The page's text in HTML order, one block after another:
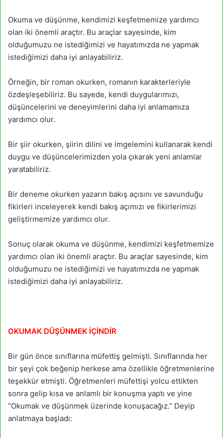
Okuma ve düşünme, kendimizi keşfetmemize yardımcı
olan iki önemli araçtır. Bu araçlar sayesinde, kim
olduğumuzu ne istediğimizi ve hayatımızda ne yapmak
istediğimizi daha iyi anlayabiliriz.
Örneğin, bir roman okurken, romanın karakterleriyle
özdeşleşebiliriz. Bu sayede, kendi duygularımızı,
düşüncelerini ve deneyimlerini daha iyi anlamamıza
yardımcı olur.
Bir şiir okurken, şiirin dilini ve imgelemini kullanarak kendi
duygu ve düşüncelerimizden yola çıkarak yeni anlamlar
yaratabiliriz.
Bir deneme okurken yazarın bakış açısını ve savunduğu
fikirleri inceleyerek kendi bakış açımızı ve fikirlerimizi
geliştirmemize yardımcı olur.
Sonuç olarak okuma ve düşünme, kendimizi keşfetmemize
yardımcı olan iki önemli araçtır. Bu araçlar sayesinde, kim
olduğumuzu ne istediğimizi ve hayatımızda ne yapmak
istediğimizi daha iyi anlayabiliriz.
OKUMAK DÜŞÜNMEK İÇİNDİR
Bir gün önce sınıflarına müfettiş gelmişti. Sınıflarında her
bir şeyi çok beğenip herkese ama özellikle öğretmenlerine
teşekkür etmişti. Öğretmenleri müfettişi yolcu ettikten
sonra gelip kısa ve anlamlı bir konuşma yaptı ve yine
“Okumak ve düşünmek üzerinde konuşacağız.” Deyip
anlatmaya başladı: